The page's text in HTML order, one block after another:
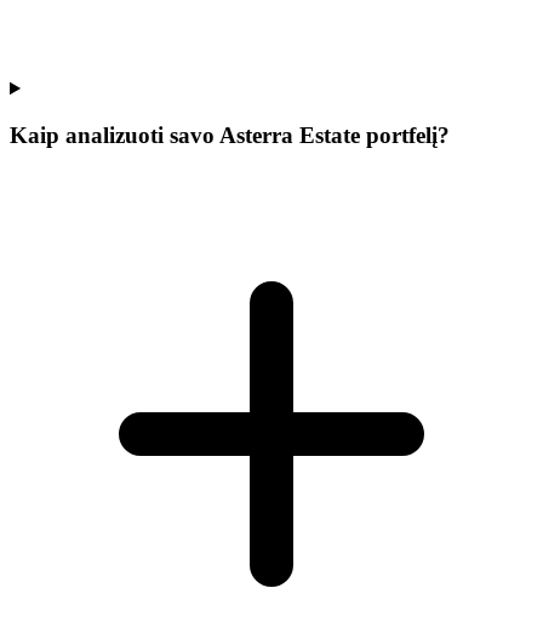
Kaip analizuoti savo Asterra Estate portfelį?